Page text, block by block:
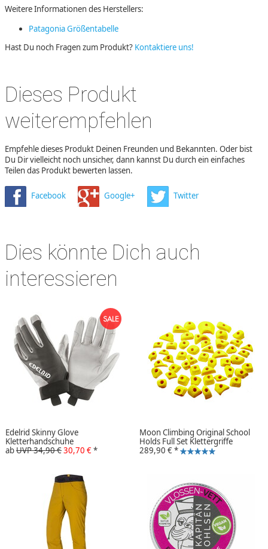
Weitere Informationen des Herstellers:
Patagonia Größentabelle
Hast Du noch Fragen zum Produkt? Kontaktiere uns!
Dieses Produkt
weiterempfehlen
Empfehle dieses Produkt Deinen Freunden und Bekannten. Oder bist
Du Dir vielleicht noch unsicher, dann kannst Du durch ein einfaches
Teilen das Produkt bewerten lassen.
Facebook Google+ Twitter
Dies könnte Dich auch
interessieren
Edelrid Skinny Glove
Kletterhandschuhe
abUVP 34,90 €30,70 €*
Moon Climbing Original School
Holds Full Set Klettergriffe
289,90 €*